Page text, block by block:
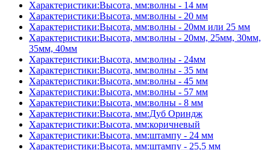
Характеристики:Высота, мм:волны - 14 мм
Характеристики:Высота, мм:волны - 20 мм
Характеристики:Высота, мм:волны - 20мм или 25 мм
Характеристики:Высота, мм:волны - 20мм, 25мм, 30мм,
35мм, 40мм
Характеристики:Высота, мм:волны - 24мм
Характеристики:Высота, мм:волны - 35 мм
Характеристики:Высота, мм:волны - 45 мм
Характеристики:Высота, мм:волны - 57 мм
Характеристики:Высота, мм:волны - 8 мм
Характеристики:Высота, мм:Дуб Ориндж
Характеристики:Высота, мм:коричневый
Характеристики:Высота, мм:штампу - 24 мм
Характеристики:Высота, мм:штампу - 25,5 мм